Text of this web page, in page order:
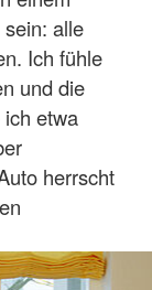
alle
Ich fühle
und die
ich etwa
herrscht